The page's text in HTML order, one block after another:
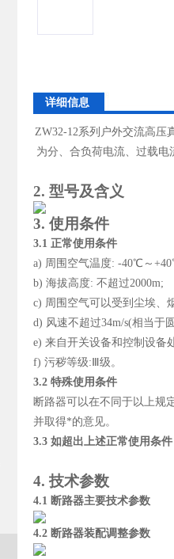
详细信息
ZW32-12系列户外交流高压
为分、合负荷电流、过载电
2. 型号及含义
3. 使用条件
3.1 正常使用条件
a) 周围空气温度: -40℃～
b) 海拔高度: 不超过2000m;
c) 周围空气可以受到尘埃、
d) 风速不超过34m/s(相当于
e) 来自开关设备和控制设备
f) 污秽等级:Ⅲ级。
3.2 特殊使用条件
断路器可以在不同于以上规
并取得*的意见。
3.3 如超出上述正常使用条
4. 技术参数
4.1 断路器主要技术参数
4.2 断路器装配调整参数